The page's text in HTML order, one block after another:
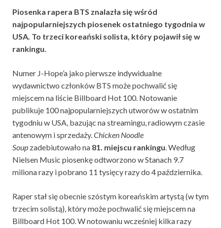
Piosenka rapera BTS znalazła się wśród
najpopularniejszych piosenek ostatniego tygodnia w
USA. To trzeci koreański solista, który pojawił się w
rankingu.
Numer J-Hope’a jako pierwsze indywidualne
wydawnictwo członków BTS może pochwalić się
miejscem na liście Billboard Hot 100. Notowanie
publikuje 100 najpopularniejszych utworów w ostatnim
tygodniu w USA, bazując na streamingu, radiowym czasie
antenowym i sprzedaży.Chicken Noodle
Soup zadebiutowało na 81. miejscu rankingu. Według
Nielsen Music piosenkę odtworzono w Stanach 9.7
miliona razy i pobrano 11 tysięcy razy do 4 października.
Raper stał się obecnie szóstym koreańskim artystą (w tym
trzecim solistą), który może pochwalić się miejscem na
Billboard Hot 100. W notowaniu wcześniej kilka razy